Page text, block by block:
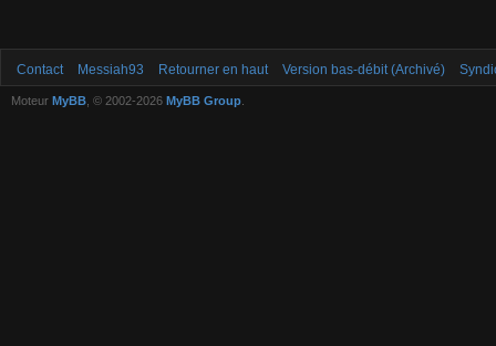
Contact Messiah93 Retourner en haut Version bas-débit (Archivé)
Moteur MyBB , © 2002-2026 MyBB Group